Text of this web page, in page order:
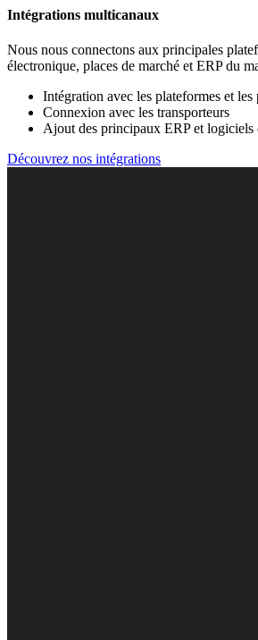
Intégrations multicanaux
Nous nous connectons aux principales
électronique, places de marché et ERP du
Intégration avec les plateformes et les
Connexion avec les transporteurs
Ajout des principaux ERP et logiciels
Découvrez nos intégrations